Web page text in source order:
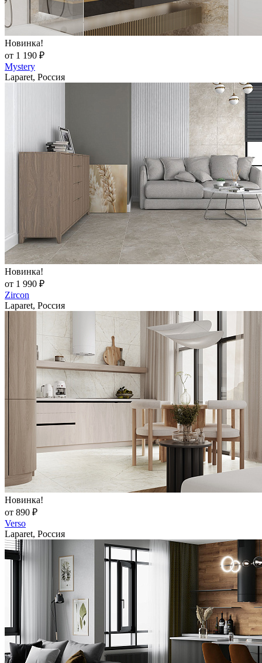
Новинка!
от 1 190 ₽
Mystery
Laparet, Россия
Новинка!
от 1 990 ₽
Zircon
Laparet, Россия
Новинка!
от 890 ₽
Verso
Laparet, Россия